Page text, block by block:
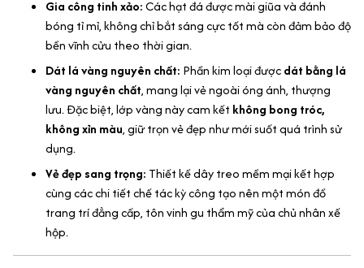
Gia công tinh xảo:Các hạt đá được mài giũa và đánh
bóng tỉ mỉ, không chỉ bắt sáng cực tốt mà còn đảm bảo độ
bền vĩnh cửu theo thời gian.
Dát lá vàng nguyên chất: Phần kim loại đượcdát bằng lá
vàng nguyên chất, mang lại vẻ ngoài óng ánh, thượng
lưu. Đặc biệt, lớp vàng này cam kết không bong tróc,
không xỉn màu, giữ trọn vẻ đẹp như mới suốt quá trình sử
dụng.
Vẻ đẹp sang trọng: Thiết kế dây treo mềm mại kết hợp
cùng các chi tiết chế tác kỳ công tạo nên một món đồ
trang trí đẳng cấp, tôn vinh gu thẩm mỹ của chủ nhân xế
hộp.